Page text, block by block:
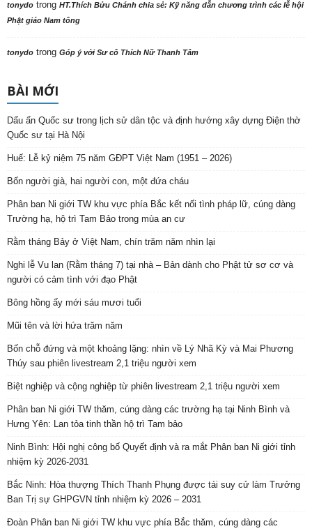
tonydo trong HT.Thích Bửu Chánh chia sẻ: Kỹ năng dẫn chương trình các lễ hội
Phật giáo Nam tông
tonydo trong Góp ý với Sư cô Thích Nữ Thanh Tâm
BÀI MỚI
Dấu ấn Quốc sư trong lịch sử dân tộc và định hướng xây dựng Điện thờ
Quốc sư tại Hà Nội
Huế: Lễ kỷ niệm 75 năm GĐPT Việt Nam (1951 – 2026)
Bốn người già, hai người con, một đứa cháu
Phân ban Ni giới TW khu vực phía Bắc kết nối tình pháp lữ, cúng dàng
Trường hạ, hộ trì Tam Bảo trong mùa an cư
Rằm tháng Bảy ở Việt Nam, chín trăm năm nhìn lại
Nghi lễ Vu lan (Rằm tháng 7) tại nhà – Bản dành cho Phật tử sơ cơ và
người có cảm tình với đạo Phật
Bông hồng ấy mới sáu mươi tuổi
Mũi tên và lời hứa trăm năm
Bốn chỗ đứng và một khoảng lặng: nhìn về Lý Nhã Kỳ và Mai Phương
Thúy sau phiên livestream 2,1 triệu người xem
Biệt nghiệp và cộng nghiệp từ phiên livestream 2,1 triệu người xem
Phân ban Ni giới TW thăm, cúng dàng các trường hạ tại Ninh Bình và
Hưng Yên: Lan tỏa tinh thần hộ trì Tam bảo
Ninh Bình: Hội nghị công bố Quyết định và ra mắt Phân ban Ni giới tỉnh
nhiệm kỳ 2026-2031
Bắc Ninh: Hòa thượng Thích Thanh Phụng được tái suy cử làm Trưởng
Ban Trị sự GHPGVN tỉnh nhiệm kỳ 2026 – 2031
Đoàn Phân ban Ni giới TW khu vực phía Bắc thăm, cúng dàng các